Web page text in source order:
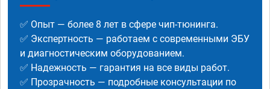
✅ Опыт — более 8 лет в сфере чип-тюнинга.
✅ Экспертность — работаем с современными ЭБУ
и диагностическим оборудованием.
✅ Надежность — гарантия на все виды работ.
✅ Прозрачность — подробные консультации по